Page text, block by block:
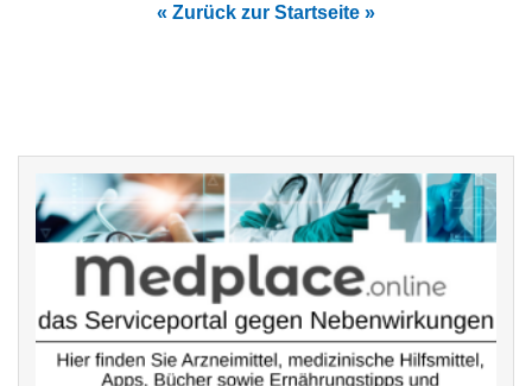
« Zurück zur Startseite »